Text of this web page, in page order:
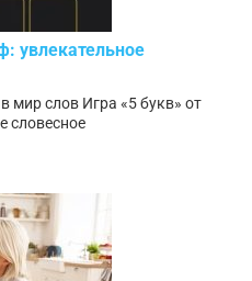
увлекательное
мир слов Игра «5 букв» от
словесное